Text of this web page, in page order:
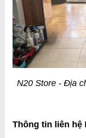
N20 Store - Địa
Thông tin liên hệ